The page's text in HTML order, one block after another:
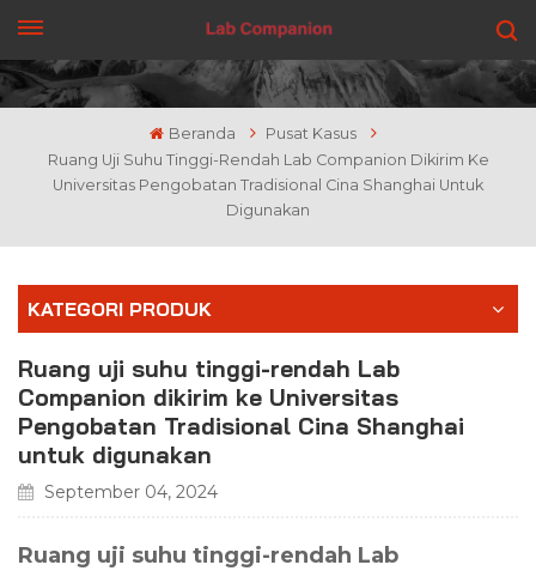
DAPATKAN PENAWARAN
Beranda
Pusat Kasus
Ruang Uji Suhu Tinggi-Rendah Lab Companion Dikirim Ke
Universitas Pengobatan Tradisional Cina Shanghai Untuk
Digunakan
KATEGORI PRODUK
Ruang uji suhu tinggi-rendah Lab
Companion dikirim ke Universitas
Pengobatan Tradisional Cina Shanghai
untuk digunakan
September 04, 2024
Ruang uji suhu tinggi-rendah Lab